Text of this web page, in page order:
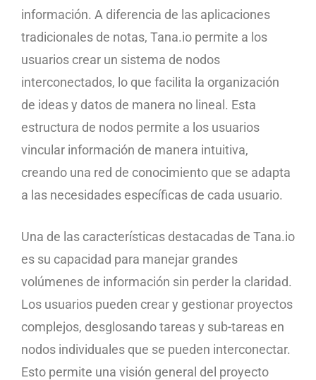
información. A diferencia de las aplicaciones
tradicionales de notas, Tana.io permite a los
usuarios crear un sistema de nodos
interconectados, lo que facilita la organización
de ideas y datos de manera no lineal. Esta
estructura de nodos permite a los usuarios
vincular información de manera intuitiva,
creando una red de conocimiento que se adapta
a las necesidades específicas de cada usuario.
Una de las características destacadas de Tana.io
es su capacidad para manejar grandes
volúmenes de información sin perder la claridad.
Los usuarios pueden crear y gestionar proyectos
complejos, desglosando tareas y sub-tareas en
nodos individuales que se pueden interconectar.
Esto permite una visión general del proyecto